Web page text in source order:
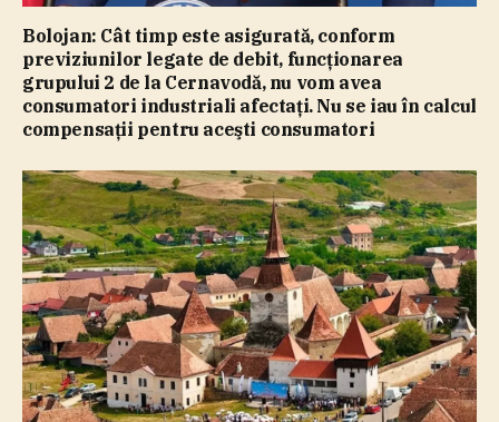
Bolojan: Cât timp este asigurată, conform
previziunilor legate de debit, funcţionarea
grupului 2 de la Cernavodă, nu vom avea
consumatori industriali afectaţi. Nu se iau în calcul
compensaţii pentru aceşti consumatori